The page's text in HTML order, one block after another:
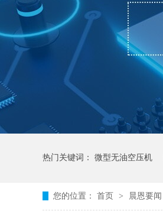
热门关键词： 微型无油空压机
您的位置： 首页 > 晨恩要闻